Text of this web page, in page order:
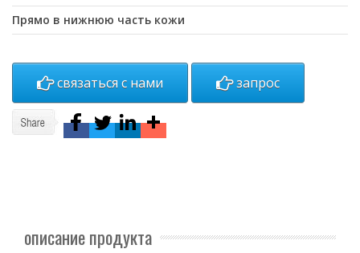
Прямо в нижнюю часть кожи
связаться с нами запрос
описание продукта